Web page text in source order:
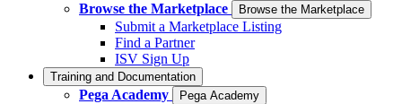
Browse the Marketplace
Browse the Marketplace
Submit a Marketplace Listing
Find a Partner
ISV Sign Up
Training and Documentation
Pega Academy Pega Academy